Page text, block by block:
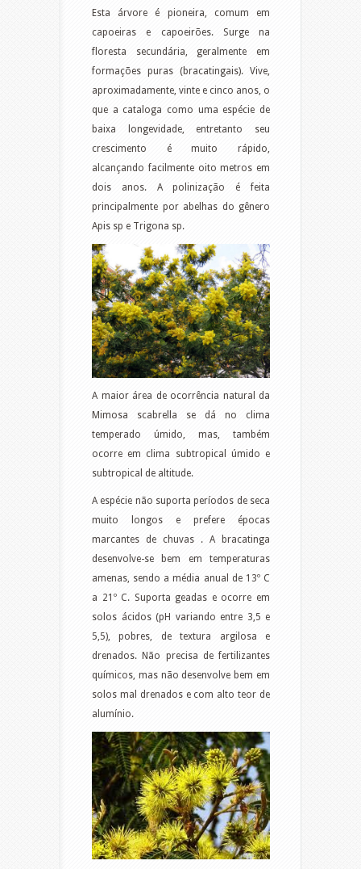
Esta árvore é pioneira, comum em
capoeiras e capoeirões. Surge na
floresta secundária, geralmente em
formações puras (bracatingais). Vive,
aproximadamente, vinte e cinco anos, o
que a cataloga como uma espécie de
baixa longevidade, entretanto seu
crescimento é muito rápido,
alcançando facilmente oito metros em
dois anos. A polinização é feita
principalmente por abelhas do gênero
Apis sp e Trigona sp.
A maior área de ocorrência natural da
Mimosa scabrella se dá no clima
temperado úmido, mas, também
ocorre em clima subtropical úmido e
subtropical de altitude.
A espécie não suporta períodos de seca
muito longos e prefere épocas
marcantes de chuvas . A bracatinga
desenvolve-se bem em temperaturas
amenas, sendo a média anual de 13º C
a 21º C. Suporta geadas e ocorre em
solos ácidos (pH variando entre 3,5 e
5,5), pobres, de textura argilosa e
drenados. Não precisa de fertilizantes
químicos, mas não desenvolve bem em
solos mal drenados e com alto teor de
alumínio.